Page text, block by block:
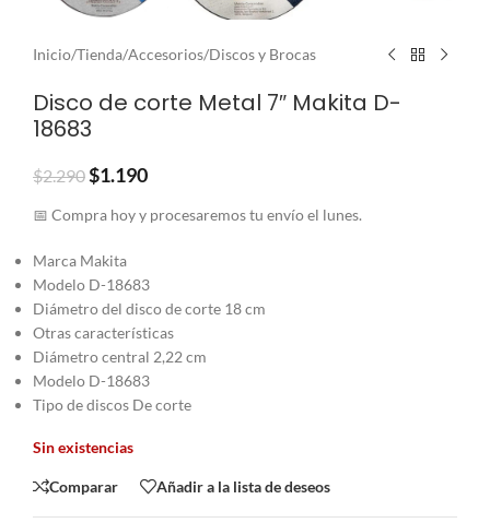
Inicio/Tienda/Accesorios/Discos y Brocas
Disco de corte Metal 7″ Makita D-
18683
$2.290$1.190
📅 Compra hoy y procesaremos tu envío el lunes.
Marca Makita
Modelo D-18683
Diámetro del disco de corte 18 cm
Otras características
Diámetro central 2,22 cm
Modelo D-18683
Tipo de discos De corte
Sin existencias
Comparar Añadir a la lista de deseos